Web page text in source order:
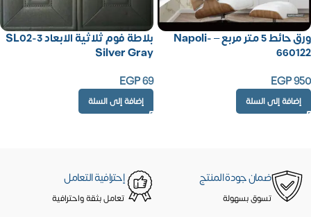
ورق حائط 5 متر مربع – Napoli-
660122
EGP950
إضافة إلى السلة
بلاطة فوم ثلاثية الابعاد SL02-3
Silver Gray
EGP69
إضافة إلى السلة
ضمان جودة المنتج
تسوق بسهولة
إحترافية التعامل
تعامل بثقة واحترافية